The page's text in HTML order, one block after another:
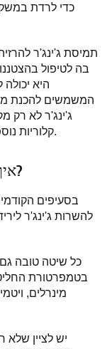
כדי לרדת
תמיסת ג'ינג'ר
בה לטיפול
היא
המשמשים להכנת
ג'ינג'ר לא רק
קלוריות נוספות שבהחלט ייכנסו לגוף יחד עם ממתקים.
איך להשרות ג'ינג'ר לירידה במשקל?
בסעיפים
להשרות ג'ינג'ר
כל שיטה טובה
בטמפרטורת
מינרלים,
יש לציין